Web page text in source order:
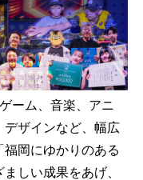
ーム、音楽、アニ
デザインなど、幅広
岡にゆかりのある
しい成果をあげ、